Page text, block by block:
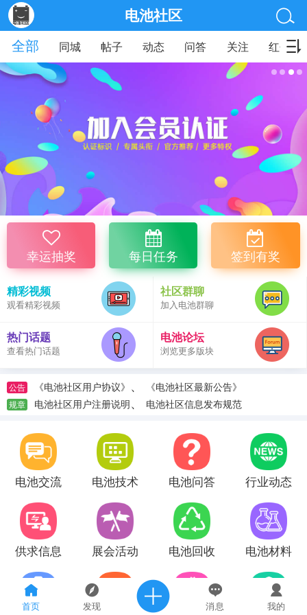
首页 发现 消息 我的
电池社区
全部
同城 帖子 动态 问答 关注 红包
幸运抽奖 每日任务 签到有奖
精彩视频
观看精彩视频
社区群聊
加入电池群聊
热门话题
查看热门话题
电池论坛
浏览更多版块
公告 《电池社区用户协议》 、 《电池社区最新公告》
规章 电池社区用户注册说明、 电池社区信息发布规范
电池交流 电池技术 电池问答 行业动态
供求信息 展会活动 电池回收 电池材料